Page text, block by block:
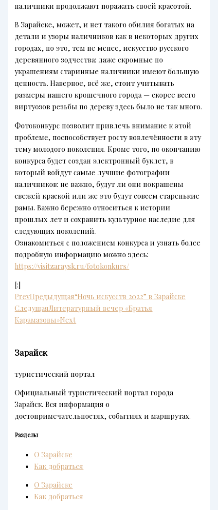
наличники продолжают поражать своей красотой.
В Зарайске, может, и нет такого обилия богатых на
детали и узоры наличников как в некоторых других
городах, но это, тем не менее, искусство русского
деревянного зодчества: даже скромные по
украшениям старинные наличники имеют большую
ценность. Наверное, всё же, стоит учитывать
размеры нашего крошечного города — скорее всего
виртуозов резьбы по дереву здесь было не так много.
Фотоконкурс позволит привлечь внимание к этой
проблеме, поспособствует росту вовлечëнности в эту
тему молодого поколения. Кроме того, по окончанию
конкурса будет создан электронный буклет, в
который войдут самые лучшие фотографии
наличников: не важно, будут ли они покрашены
свежей краской или же это будут совсем старенькие
рамы. Важно бережно относиться к истории
прошлых лет и сохранить культурное наследие для
следующих поколений.
Ознакомиться с положением конкурса и узнать более
подробную информацию можно здесь:
https://visitzaraysk.ru/fotokonkurs/
[:]
PrevПредыдущая“Ночь искусств 2022” в Зарайске
СледущаяЛитературный вечер «Братья
Карамазовы»Next
Зарайск
туристический портал
Официальный туристический портал города
Зарайск. Вся информация о
достопримечательностях, событиях и маршрутах.
Разделы
О Зарайске
Как добраться
О Зарайске
Как добраться